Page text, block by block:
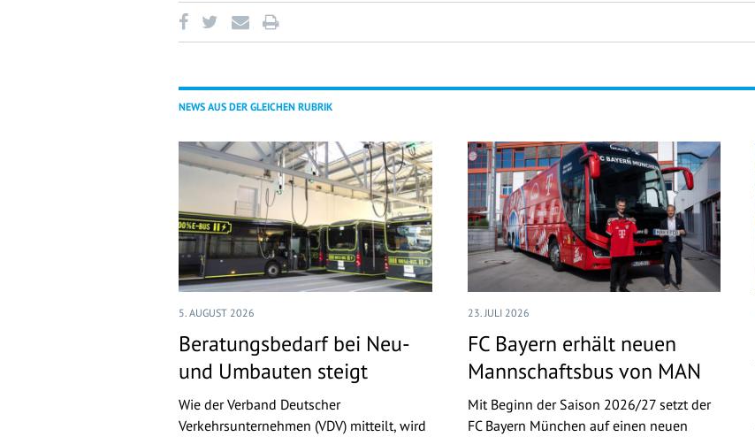
NEWS AUS DER GLEICHEN RUBRIK
5. AUGUST 2026
Beratungsbedarf bei Neu-
und Umbauten steigt
Wie der Verband Deutscher
Verkehrsunternehmen (VDV) mitteilt, wird
23. JULI 2026
FC Bayern erhält neuen
Mannschaftsbus von MAN
Mit Beginn der Saison 2026/27 setzt der
FC Bayern München auf einen neuen